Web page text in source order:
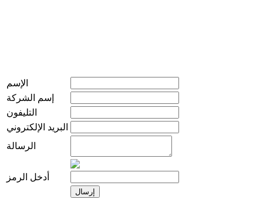
الإسم
إسم الشركة
التليفون
البريد الإلكتروني
الرسالة
أدخل الرمز